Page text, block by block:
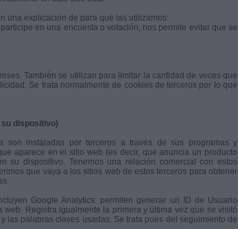
una explicación de para qué las utilizamos:
en una encuesta o votación, nos permite evitar que se
También se utilizan para limitar la cantidad de veces que
Se trata normalmente de cookies de terceros por lo que
dispositivo)
son instaladas por terceros a través de sus programas y
aparece en el sitio web (es decir, que anuncia un producto
su dispositivo. Tenemos una relación comercial con estos
que vaya a los sitios web de estos terceros para obtener
Google Analytics: permiten generar un ID de Usuario
Registra igualmente la primera y última vez que se visitó
las palabras claves usadas. Se trata pues del seguimiento de